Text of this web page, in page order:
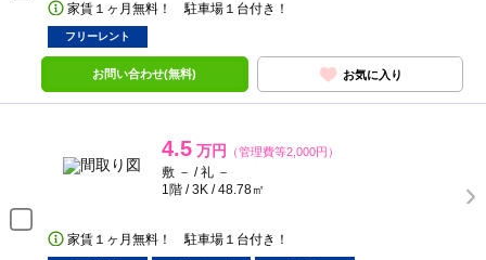
家賃１ヶ月無料！ 駐車場１台付き！
フリーレント
お問い合わせ(無料) お気に入り
4.5 万円 （管理費等2,000円）
敷 － / 礼 －
1階 / 3K / 48.78㎡
家賃１ヶ月無料！ 駐車場１台付き！